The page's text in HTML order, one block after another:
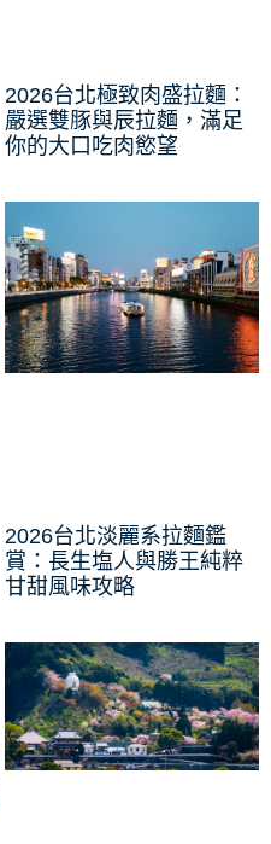
2026台北極致肉盛拉麵：
嚴選雙豚與辰拉麵，滿足
你的大口吃肉慾望
2026台北淡麗系拉麵鑑
賞：長生塩人與勝王純粹
甘甜風味攻略